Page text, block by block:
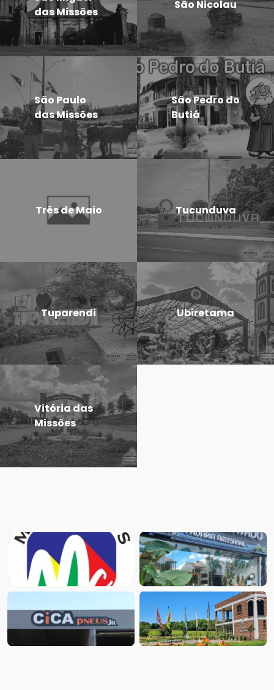
das Missões
São Nicolau
São Paulo
das Missões
São Pedro do
Butiá
Três de Maio Tucunduva
Tuparendi Ubiretama
Vitória das
Missões